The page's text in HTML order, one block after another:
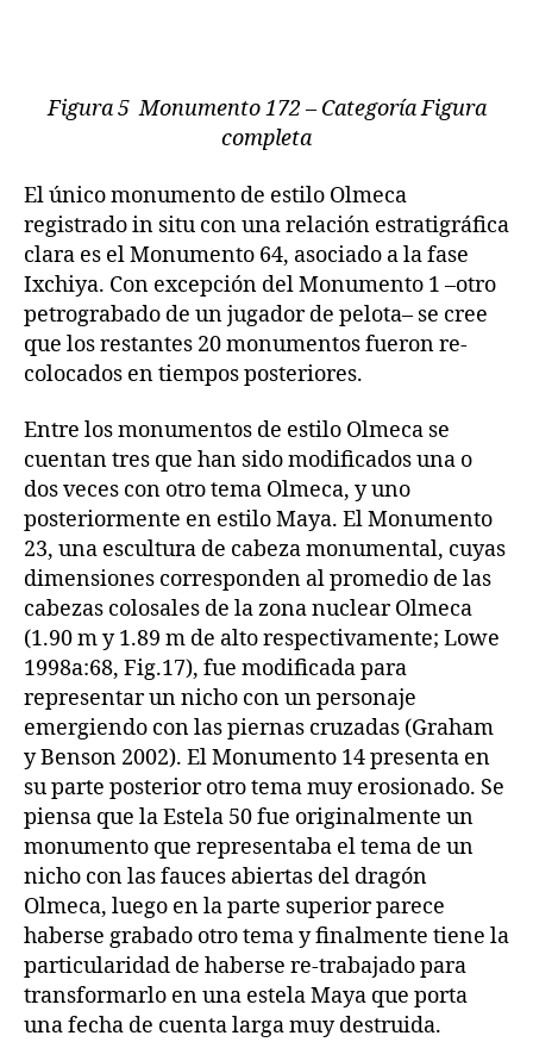
Figura 5 Monumento 172 – Categoría Figura
completa
El único monumento de estilo Olmeca
registrado in situ con una relación estratigráfica
clara es el Monumento 64, asociado a la fase
Ixchiya. Con excepción del Monumento 1 –otro
petrograbado de un jugador de pelota– se cree
que los restantes 20 monumentos fueron re-
colocados en tiempos posteriores.
Entre los monumentos de estilo Olmeca se
cuentan tres que han sido modificados una o
dos veces con otro tema Olmeca, y uno
posteriormente en estilo Maya. El Monumento
23, una escultura de cabeza monumental, cuyas
dimensiones corresponden al promedio de las
cabezas colosales de la zona nuclear Olmeca
(1.90 m y 1.89 m de alto respectivamente; Lowe
1998a:68, Fig.17), fue modificada para
representar un nicho con un personaje
emergiendo con las piernas cruzadas (Graham
y Benson 2002). El Monumento 14 presenta en
su parte posterior otro tema muy erosionado. Se
piensa que la Estela 50 fue originalmente un
monumento que representaba el tema de un
nicho con las fauces abiertas del dragón
Olmeca, luego en la parte superior parece
haberse grabado otro tema y finalmente tiene la
particularidad de haberse re-trabajado para
transformarlo en una estela Maya que porta
una fecha de cuenta larga muy destruida.